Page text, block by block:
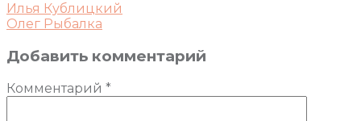
Илья Кублицкий
Олег Рыбалка
Добавить комментарий
Комментарий *